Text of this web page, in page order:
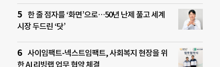
한 줄 점자를 ‘화면’으로…50년 난제 풀고 세계
시장 두드린 ‘닷’
사이임팩트-넥스트임팩트, 사회복지 현장을 위
한 AI 리빙랩 업무 협약 체결